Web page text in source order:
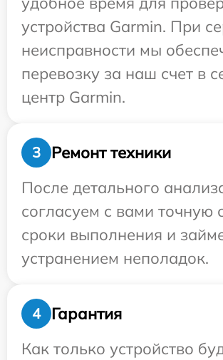
устройства Garmin. При
неисправности мы
перевозку за наш счет в
центр Garmin.
3
Ремонт техники
После детального
согласуем с вами точную
сроки выполнения и
устранением неполадок.
4
Гарантия
Как только устройство